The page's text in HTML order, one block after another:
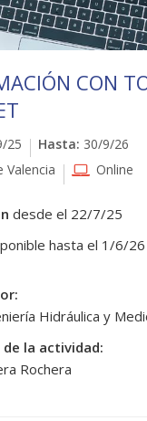
CON
25 Hasta: 30/9/26
Valencia
Online
desde el 22/7/25
hasta el 1/6/26
Hidráulica y
de la actividad:
Rochera